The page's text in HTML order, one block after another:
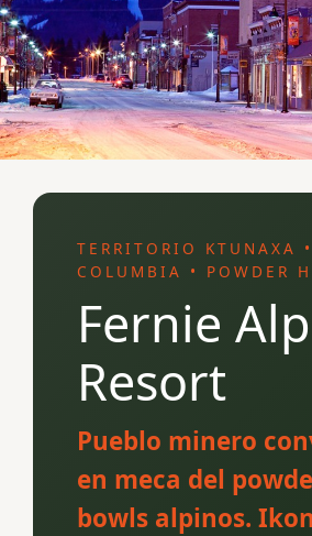
TERRITORIO KTUNAXA
COLUMBIA • POWDER
Fernie
Resort
Pueblo minero
en meca del
bowls alpinos.